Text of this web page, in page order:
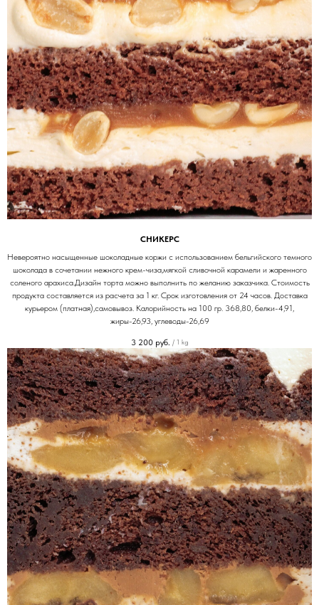
СНИКЕРС
Невероятно насыщенные шоколадные коржи с использованием бельгийского темного
шоколада в сочетании нежного крем-чиза,мягкой сливочной карамели и жаренного
соленого арахиса.Дизайн торта можно выполнить по желанию заказчика. Стоимость
продукта составляется из расчета за 1 кг. Срок изготовления от 24 часов. Доставка
курьером (платная),самовывоз. Калорийность на 100 гр. 368,80, белки-4,91,
жиры-26,93, углеводы-26,69
3 200 руб. / 1 kg